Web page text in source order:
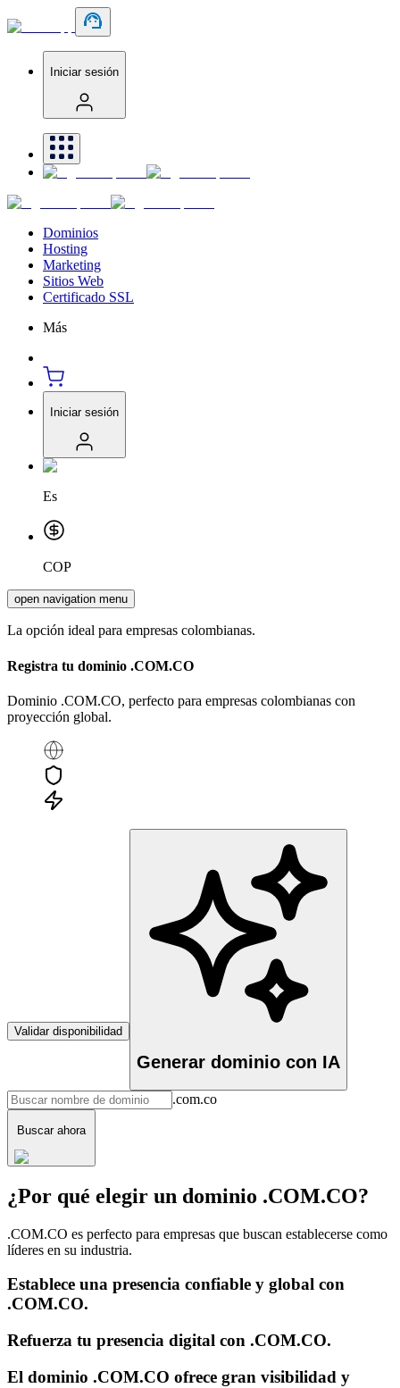
Iniciar sesión
Dominios
Hosting
Marketing
Sitios Web
Certificado SSL
Más
Iniciar sesión
Es
COP
open navigation menu
La opción ideal para empresas colombianas.
Registra tu dominio .COM.CO
Dominio .COM.CO, perfecto para empresas colombianas con
proyección global.
Validar disponibilidad
Generar dominio con IA
.com.co
Buscar ahora
¿Por qué elegir un dominio .COM.CO?
.COM.CO es perfecto para empresas que buscan establecerse como
líderes en su industria.
Establece una presencia confiable y global con
.COM.CO.
Refuerza tu presencia digital con .COM.CO.
El dominio .COM.CO ofrece gran visibilidad y